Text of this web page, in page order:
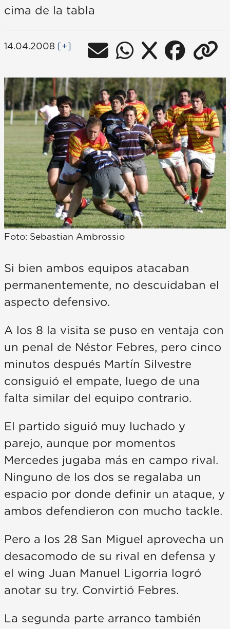
cima de la tabla
14.04.2008 [+]
Foto: Sebastian Ambrossio
Si bien ambos equipos atacaban
permanentemente, no descuidaban el
aspecto defensivo.
A los 8 la visita se puso en ventaja con
un penal de Néstor Febres, pero cinco
minutos después Martín Silvestre
consiguió el empate, luego de una
falta similar del equipo contrario.
El partido siguió muy luchado y
parejo, aunque por momentos
Mercedes jugaba más en campo rival.
Ninguno de los dos se regalaba un
espacio por donde definir un ataque, y
ambos defendieron con mucho tackle.
Pero a los 28 San Miguel aprovecha un
desacomodo de su rival en defensa y
el wing Juan Manuel Ligorria logró
anotar su try. Convirtió Febres.
La segunda parte arranco también